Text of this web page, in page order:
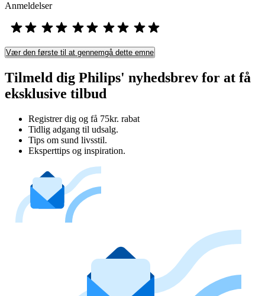
Anmeldelser
Vær den første til at gennemgå dette emne
Tilmeld dig Philips' nyhedsbrev for at få
eksklusive tilbud
Registrer dig og få 75kr. rabat
Tidlig adgang til udsalg.
Tips om sund livsstil.
Eksperttips og inspiration.